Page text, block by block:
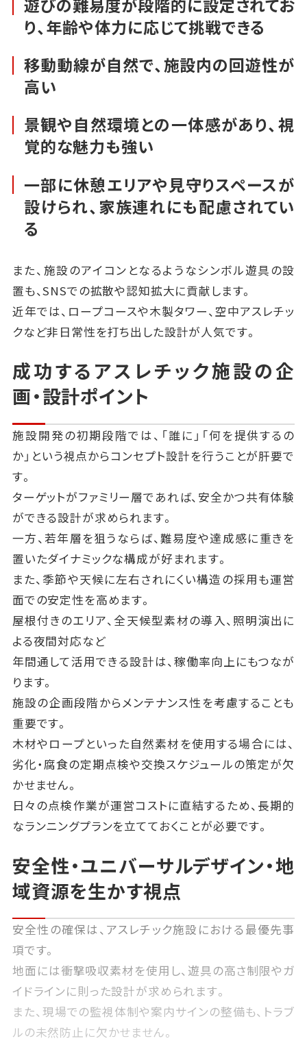
り、年齢や体力に応じて挑戦できる
移動動線が自然で、施設内の回遊性が
高い
景観や自然環境との一体感があり、視
覚的な魅力も強い
一部に休憩エリアや見守りスペースが
設けられ、家族連れにも配慮されてい
る
また、施設のアイコンとなるようなシンボル遊具の設
置も、SNSでの拡散や認知拡大に貢献します。
近年では、ロープコースや木製タワー、空中アスレチッ
クなど非日常性を打ち出した設計が人気です。
成功するアスレチック施設の企
画・設計ポイント
施設開発の初期段階では、「誰に」「何を提供するの
か」という視点からコンセプト設計を行うことが肝要で
す。
ターゲットがファミリー層であれば、安全かつ共有体験
ができる設計が求められます。
一方、若年層を狙うならば、難易度や達成感に重きを
置いたダイナミックな構成が好まれます。
また、季節や天候に左右されにくい構造の採用も運営
面での安定性を高めます。
屋根付きのエリア、全天候型素材の導入、照明演出に
よる夜間対応など
年間通して活用できる設計は、稼働率向上にもつなが
ります。
施設の企画段階からメンテナンス性を考慮することも
重要です。
木材やロープといった自然素材を使用する場合には、
劣化・腐食の定期点検や交換スケジュールの策定が欠
かせません。
日々の点検作業が運営コストに直結するため、長期的
なランニングプランを立てておくことが必要です。
安全性・ユニバーサルデザイン・地
域資源を生かす視点
安全性の確保は、アスレチック施設における最優先事
項です。
地面には衝撃吸収素材を使用し、遊具の高さ制限やガ
イドラインに則った設計が求められます。
また、現場での監視体制や案内サインの整備も、トラブ
ルの未然防止に欠かせません。